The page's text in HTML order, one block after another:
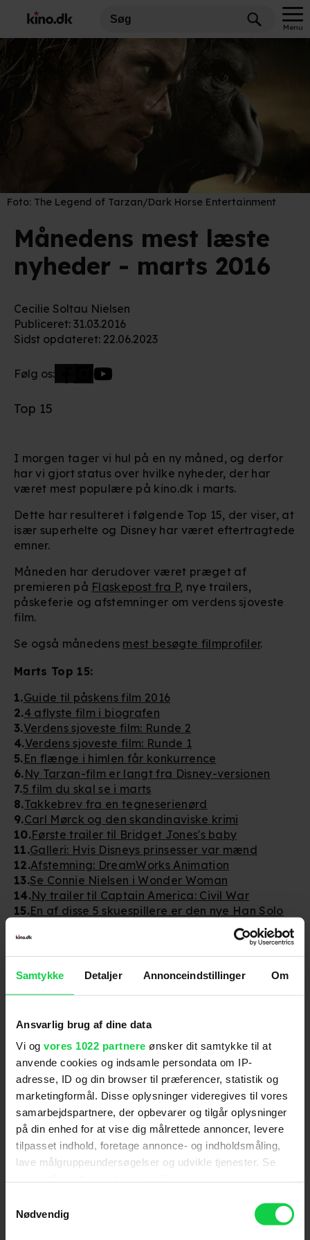
Samtykke Detaljer Annonceindstillinger Om
Ansvarlig brug af dine data
Vi og vores 1022 partnere ønsker dit samtykke til at
anvende cookies og indsamle persondata om IP-
adresse, ID og din browser til præferencer, statistik og
marketingformål. Disse oplysninger videregives til vores
samarbejdspartnere, der opbevarer og tilgår oplysninger
på din enhed for at vise dig målrettede annoncer, levere
tilpasset indhold, foretage annonce- og indholdsmåling,
lave målgruppeundersøgelser og udvikle tjenester. Se
tilbage eller ændre indstillinger fra vores
"Cookiedeklaration", eller ved at trykke på "Privacy
Nødvendig
Menu
Foto: The Legend of Tarzan/Dark Horse Entertainment
Månedens mest læste
nyheder - marts 2016
Cecilie Soltau Nielsen
Publiceret: 31.03.2016
Sidst opdateret: 22.06.2023
Følg os:
Top 15
I morgen tager vi hul på en ny måned, og derfor
har vi gjort status over hvilke nyheder, der har
været mest populære på kino.dk i marts.
Dette har resulteret i følgende Top 15, der viser, at
især superhelte og Disney har været eftertragtede
emner.
Måneden har derudover været præget af
premieren på Flaskepost fra P, nye trailers,
påskeferie og afstemninger om verdens sjoveste
film.
Se også månedens mest besøgte filmprofiler.
Marts Top 15:
1.Guide til påskens film 2016
2.4 aflyste film i biografen
3.Verdens sjoveste film: Runde 2
4.Verdens sjoveste film: Runde 1
5.En flænge i himlen får konkurrence
6.Ny Tarzan-film er langt fra Disney-versionen
7.5 film du skal se i marts
8.Takkebrev fra en tegneserienørd
9.Carl Mørck og den skandinaviske krimi
10.Første trailer til Bridget Jones's baby
11.Galleri: Hvis Disneys prinsesser var mænd
12.Afstemning: DreamWorks Animation
13.Se Connie Nielsen i Wonder Woman
14.Ny trailer til Captain America: Civil War
15.En af disse 5 skuespillere er den nye Han Solo
Følg os for de seneste nyheder, konkurrencer
samt film- og serietips:
Mest læste nyheder